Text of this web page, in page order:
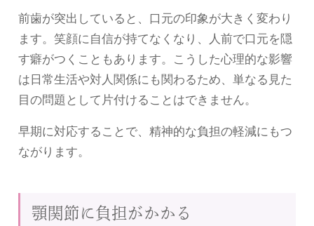
前歯が突出していると、口元の印象が大きく変わり
ます。笑顔に自信が持てなくなり、人前で口元を隠
す癖がつくこともあります。こうした心理的な影響
は日常生活や対人関係にも関わるため、単なる見た
目の問題として片付けることはできません。
早期に対応することで、精神的な負担の軽減にもつ
ながります。
顎関節に負担がかかる